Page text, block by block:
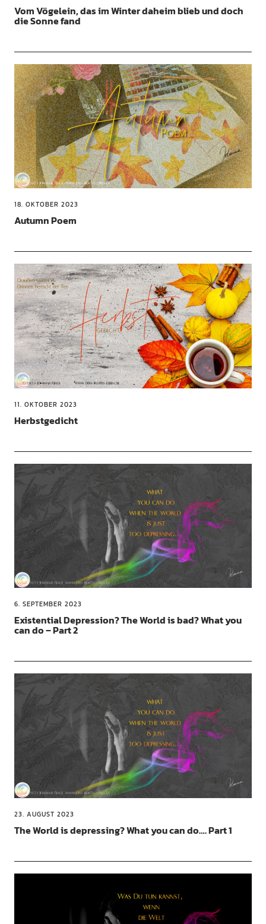
Vom Vögelein, das im Winter daheim blieb und doch
die Sonne fand
18. OKTOBER 2023
Autumn Poem
11. OKTOBER 2023
Herbstgedicht
6. SEPTEMBER 2023
Existential Depression? The World is bad? What you
can do – Part 2
23. AUGUST 2023
The World is depressing? What you can do…. Part 1